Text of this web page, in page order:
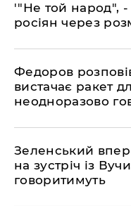
​'"Не той народ",
росіян через
​Федоров
вистачає ракет
неодноразово
​Зеленський
на зустріч із
говоритимуть